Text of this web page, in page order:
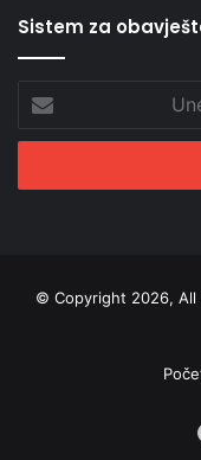
Sistem za
Email
adresu
© Copyright 2026,